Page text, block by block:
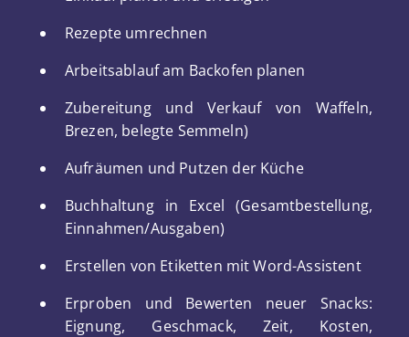
Rezepte umrechnen
Arbeitsablauf am Backofen planen
Zubereitung und Verkauf von Waffeln,
Brezen, belegte Semmeln)
Aufräumen und Putzen der Küche
Buchhaltung in Excel (Gesamtbestellung,
Einnahmen/Ausgaben)
Erstellen von Etiketten mit Word-Assistent
Erproben und Bewerten neuer Snacks:
Eignung, Geschmack, Zeit, Kosten,